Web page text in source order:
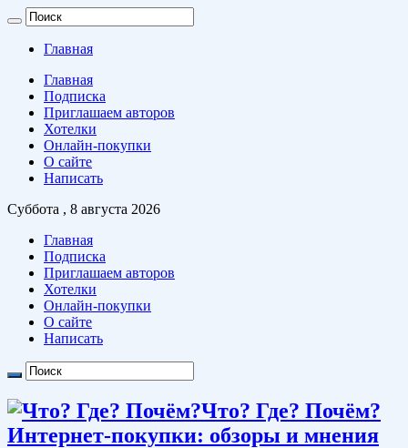
Главная
Главная
Подписка
Приглашаем авторов
Хотелки
Онлайн-покупки
О сайте
Написать
Суббота , 8 августа 2026
Главная
Подписка
Приглашаем авторов
Хотелки
Онлайн-покупки
О сайте
Написать
Что? Где? Почём?
Интернет-покупки: обзоры и мнения